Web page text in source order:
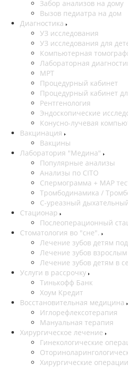
Забор анализов на дому
Вызов педиатра на дом
Диагностика
УЗ исследования
УЗ исследования для
Компьютерная
Лабораторная
МРТ
Процедурный кабинет
Процедурный кабинет
Рентгенология
Эндоскопические
Конусно-лучевая
Вакцинация
Вакцины
Лаборатория "Медина"
Популярные анализы
Анализы по CITO
Спермограмма + МАР
Тромбодинамика /
С-уреазный
Стационар
Послеоперационный
Стоматология во "сне".
Лечение зубов детям
Лечение зубов
Лечение зубов детям в
Услуги в рассрочку
Тинькофф Банк
Хоум Кредит
Восстановительная медицина
Иглорефлексотерапия
Мануальная терапия
Хирургическое лечение
Гинекологические
Хирургические операции